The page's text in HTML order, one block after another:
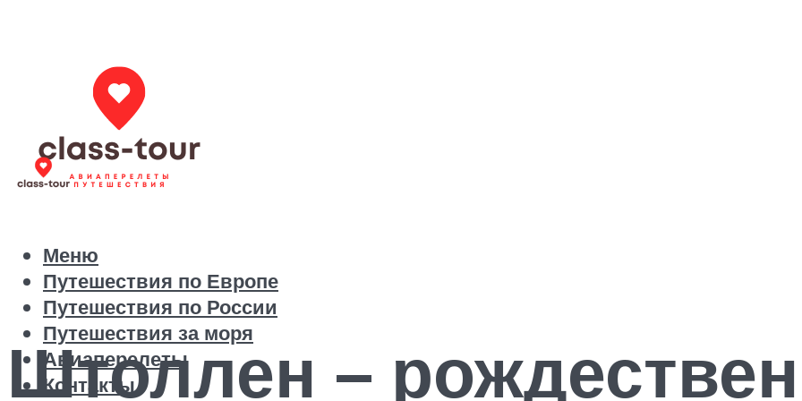
Путешествия по Европе
Путешествия по России
Путешествия за моря
Авиаперелеты
Контакты
Меню
Штоллен –